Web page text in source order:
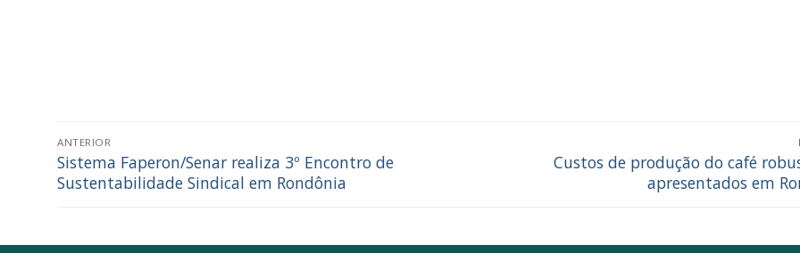
ANTERIOR
Sistema Faperon/Senar realiza 3º Encontro de
Sustentabilidade Sindical em Rondônia
Custos de produção do café
apresentados em